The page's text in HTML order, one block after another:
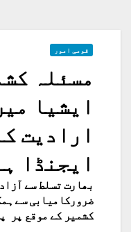
قومی امور
مسئلہ
ایشیا
ارادیت
ایجنڈا
بھارت تسلط سے
ضرورکامیابی سے
کشمیر کے موقع پر